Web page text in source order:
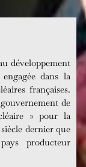
développement
dans la
françaises.
gouvernement de
» pour la
dernier que
producteur